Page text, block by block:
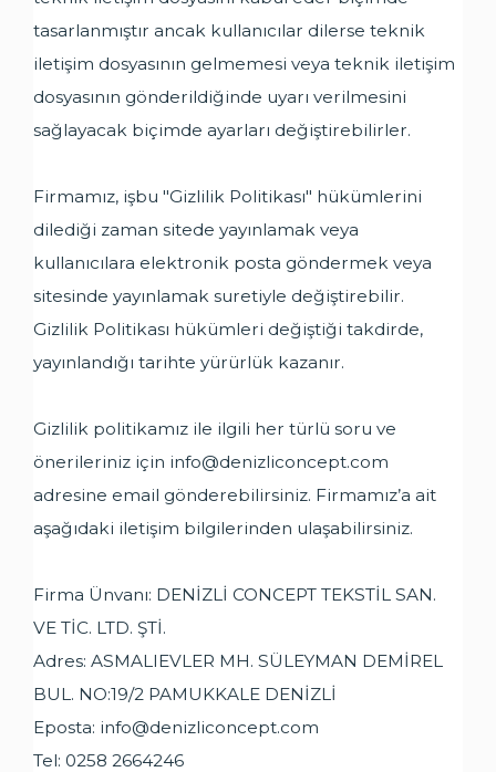
tasarlanmıştır ancak kullanıcılar dilerse teknik
iletişim dosyasının gelmemesi veya teknik iletişim
dosyasının gönderildiğinde uyarı verilmesini
sağlayacak biçimde ayarları değiştirebilirler.
Firmamız, işbu "Gizlilik Politikası" hükümlerini
dilediği zaman sitede yayınlamak veya
kullanıcılara elektronik posta göndermek veya
sitesinde yayınlamak suretiyle değiştirebilir.
Gizlilik Politikası hükümleri değiştiği takdirde,
yayınlandığı tarihte yürürlük kazanır.
Gizlilik politikamız ile ilgili her türlü soru ve
önerileriniz için info@denizliconcept.com
adresine email gönderebilirsiniz. Firmamız’a ait
aşağıdaki iletişim bilgilerinden ulaşabilirsiniz.
Firma Ünvanı: DENİZLİ CONCEPT TEKSTİL SAN.
VE TİC. LTD. ŞTİ.
Adres: ASMALIEVLER MH. SÜLEYMAN DEMİREL
BUL. NO:19/2 PAMUKKALE DENİZLİ
Eposta: info@denizliconcept.com
Tel: 0258 2664246